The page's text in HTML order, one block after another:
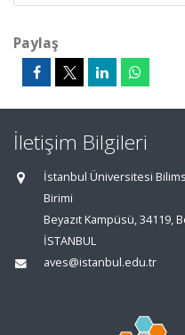
Paylaş
İletişim Bilgileri
İstanbul Üniversitesi
Birimi
Beyazıt Kampüsü, 34119,
İSTANBUL
aves@istanbul.edu.tr